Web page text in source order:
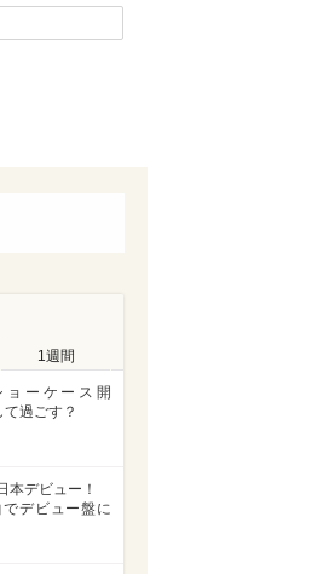
1週間
ョーケース開
過ごす？
本デビュー！
デビュー盤に